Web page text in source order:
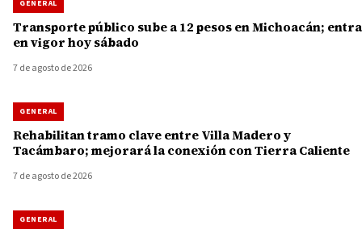
GENERAL
Transporte público sube a 12 pesos en Michoacán; entra
en vigor hoy sábado
7 de agosto de 2026
GENERAL
Rehabilitan tramo clave entre Villa Madero y
Tacámbaro; mejorará la conexión con Tierra Caliente
7 de agosto de 2026
GENERAL